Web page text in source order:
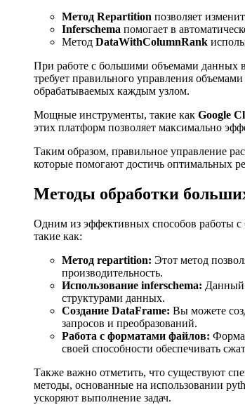
Метод Repartition позволяет
Inferschema помогает в
Метод DataWithColumnRank
При работе с большими объемами данных
требует правильного управления
обрабатываемых каждым узлом.
Мощные инструменты, такие как Google
этих платформ позволяет максимально
Таким образом, правильное управление
которые помогают достичь оптимальных
Методы обработки
Одним из эффективных способов работы
такие как:
Метод repartition: Этот метод
производительность.
Использование inferschema: Данный
структурами данных.
Создание DataFrame: Вы можете
запросов и преобразований.
Работа с форматами файлов:
своей способности обеспечивать
Также важно отметить, что существуют
методы, основанные на использовании
ускоряют выполнение задач.